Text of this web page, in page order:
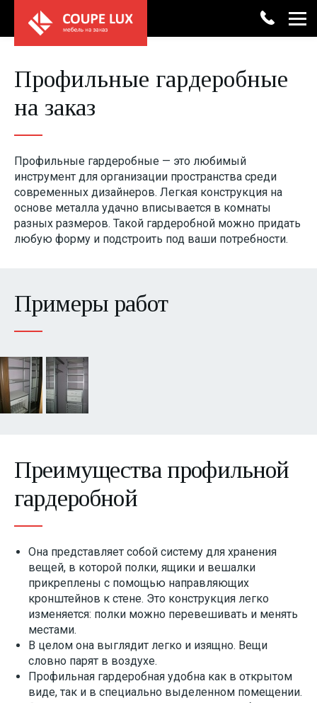
Каталог мебели
Шкафы-купе
Гостиные
Гардеробные
Кабинеты
Изделия из искусственного камня
Акции
О компании
Услуги
Профильные гардеробные
на заказ
Профильные гардеробные — это любимый
инструмент для организации пространства среди
современных дизайнеров. Легкая конструкция на
основе металла удачно вписывается в комнаты
разных размеров. Такой гардеробной можно придать
любую форму и подстроить под ваши потребности.
Примеры работ
Преимущества профильной
гардеробной
Она представляет собой систему для хранения
вещей, в которой полки, ящики и вешалки
прикреплены с помощью направляющих
кронштейнов к стене. Это конструкция легко
изменяется: полки можно перевешивать и менять
местами.
В целом она выглядит легко и изящно. Вещи
словно парят в воздухе.
Профильная гардеробная удобна как в открытом
виде, так и в специально выделенном помещении.